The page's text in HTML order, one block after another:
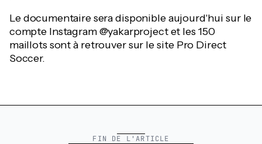
Le documentaire sera disponible aujourd'hui sur le
compte Instagram @yakarproject et les 150
maillots sont à retrouver sur le site Pro Direct
Soccer.
FIN DE L'ARTICLE